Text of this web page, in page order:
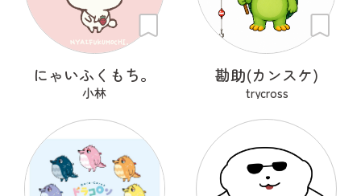
にゃいふくもち。
小林
勘助(カンスケ)
trycross